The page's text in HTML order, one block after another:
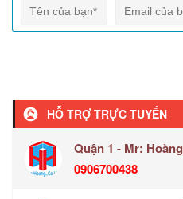
HỖ TRỢ TRỰC TUYẾN
Quận 1 - Mr: Hoàng
0906700438